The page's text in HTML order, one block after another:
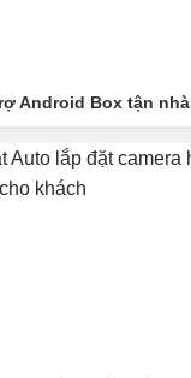
Android Box tận nhà